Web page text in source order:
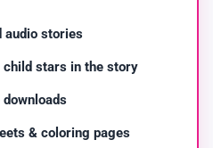
audio stories
child stars in the story
& coloring pages